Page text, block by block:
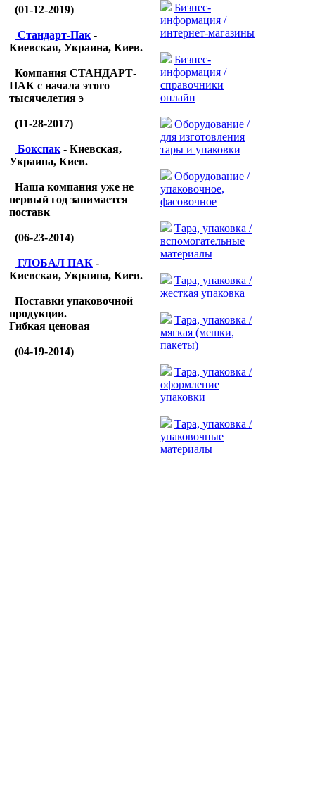
(01-12-2019)
Стандарт-Пак -
Киевская, Украина, Киев.
Компания СТАНДАРТ-
ПАК с начала этого
тысячелетия э
(11-28-2017)
Бокспак - Киевская,
Украина, Киев.
Наша компания уже не
первый год занимается
поставк
(06-23-2014)
ГЛОБАЛ ПАК -
Киевская, Украина, Киев.
Поставки упаковочной
продукции.
Гибкая ценовая
(04-19-2014)
Бизнес-
информация /
интернет-магазины
Бизнес-
информация /
справочники
онлайн
Оборудование /
для изготовления
тары и упаковки
Оборудование /
упаковочное,
фасовочное
Тара, упаковка /
вспомогательные
материалы
Тара, упаковка /
жесткая упаковка
Тара, упаковка /
мягкая (мешки,
пакеты)
Тара, упаковка /
оформление
упаковки
Тара, упаковка /
упаковочные
материалы